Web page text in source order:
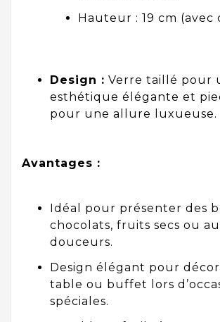
Hauteur : 19 cm (avec
Design : Verre taillé pour
esthétique élégante et
pour une allure luxueuse.
Avantages :
Idéal pour présenter des
chocolats, fruits secs ou
douceurs.
Design élégant pour
table ou buffet lors
spéciales.